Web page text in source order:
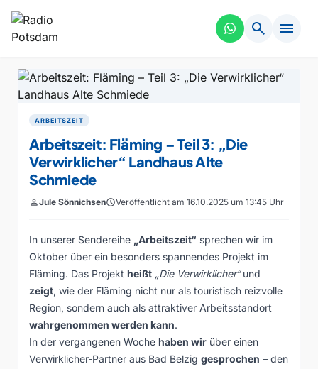
search menu
ARBEITSZEIT
Arbeitszeit: Fläming – Teil 3: „Die
Verwirklicher“ Landhaus Alte
Schmiede
personJule SönnichsenscheduleVeröffentlicht am 16.10.2025 um 13:45 Uhr
In unserer Sendereihe „Arbeitszeit“ sprechen wir im
Oktober über ein besonders spannendes Projekt im
Fläming. Das Projekt heißt „Die Verwirklicher“und
zeigt, wie der Fläming nicht nur als touristisch reizvolle
Region, sondern auch als attraktiver Arbeitsstandort
wahrgenommen werden kann.
In der vergangenen Woche haben wir über einen
Verwirklicher-Partner aus Bad Belzig gesprochen – den